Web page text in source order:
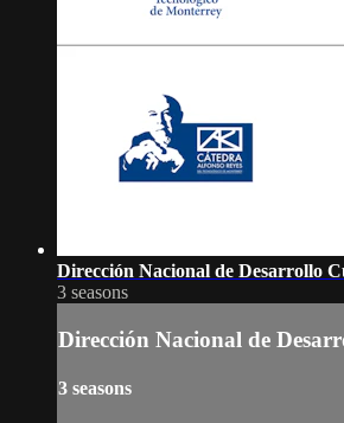
Dirección Nacional de Desarrollo
3 seasons
Dirección Nacional de
3 seasons